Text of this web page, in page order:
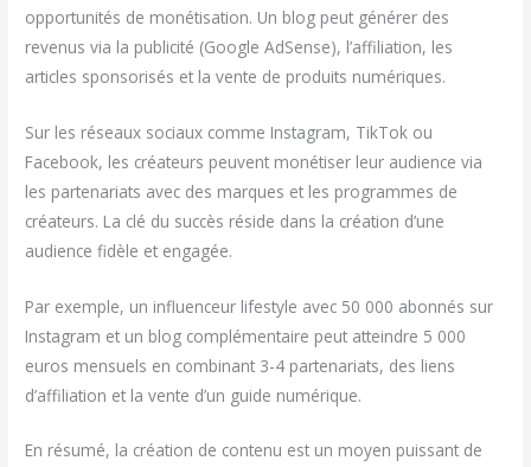
opportunités de monétisation. Un blog peut générer des
revenus via la publicité (Google AdSense), l’affiliation, les
articles sponsorisés et la vente de produits numériques.
Sur les réseaux sociaux comme Instagram, TikTok ou
Facebook, les créateurs peuvent monétiser leur audience via
les partenariats avec des marques et les programmes de
créateurs. La clé du succès réside dans la création d’une
audience fidèle et engagée.
Par exemple, un influenceur lifestyle avec 50 000 abonnés sur
Instagram et un blog complémentaire peut atteindre 5 000
euros mensuels en combinant 3-4 partenariats, des liens
d’affiliation et la vente d’un guide numérique.
En résumé, la création de contenu est un moyen puissant de